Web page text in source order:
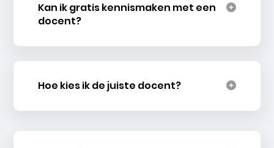
Kan ik gratis kennismaken met een
docent?
Hoe kies ik de juiste docent?